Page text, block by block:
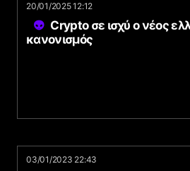
20/01/2025 12:12
Crypto σε ισχύ ο νέος
κανονισμός
03/01/2023 22:43